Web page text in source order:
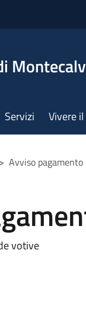
Servizi Vivere
> Avviso
votive